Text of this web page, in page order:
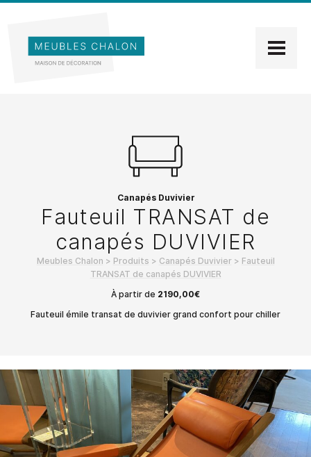
Canapés Duvivier
Fauteuil TRANSAT de
canapés DUVIVIER
Meubles Chalon > Produits > Canapés Duvivier> Fauteuil
TRANSAT de canapés DUVIVIER
À partir de 2190,00€
Fauteuil émile transat de duvivier grand confort pour chiller